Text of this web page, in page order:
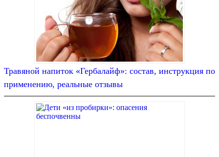
Травяной напиток «Гербалайф»: состав, инструкция по
применению, реальные отзывы